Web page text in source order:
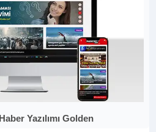
Yazılımı Golden